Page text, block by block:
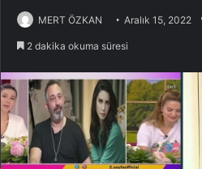
MERT ÖZKAN Aralık 15, 2022
2 dakika okuma süresi